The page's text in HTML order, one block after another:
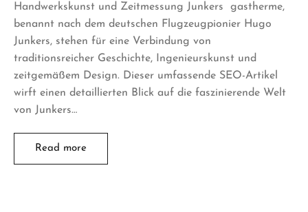
Handwerkskunst und Zeitmessung Junkers gastherme,
benannt nach dem deutschen Flugzeugpionier Hugo
Junkers, stehen für eine Verbindung von
traditionsreicher Geschichte, Ingenieurskunst und
zeitgemäßem Design. Dieser umfassende SEO-Artikel
wirft einen detaillierten Blick auf die faszinierende Welt
von Junkers…
Read more